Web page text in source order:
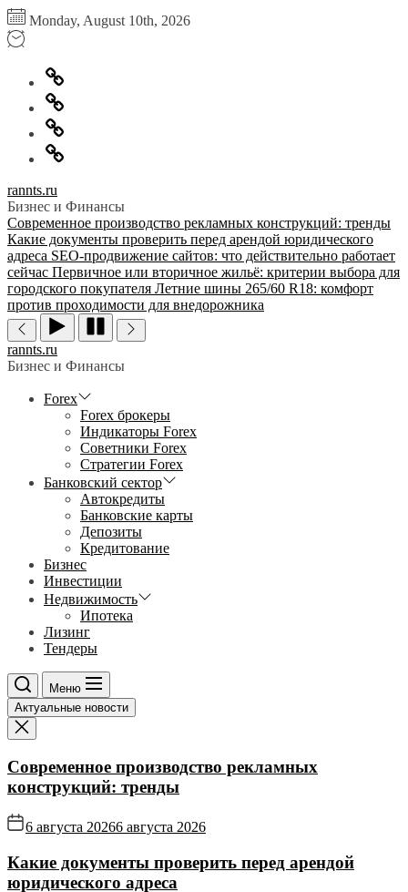
Перейти
к
содержимому
Monday, August 10th, 2026
Главная
Информация
для
правообладателей
Обратная
связь
Политика
конфиденциальности
rannts.ru
Бизнес и Финансы
Современное производство рекламных конструкций: тренды
Какие документы проверить перед арендой юридического
адреса SEO-продвижение сайтов: что действительно работает
сейчас Первичное или вторичное жильё: критерии выбора для
городского покупателя Летние шины 265/60 R18: комфорт
против проходимости для внедорожника
rannts.ru
Бизнес и Финансы
Forex
Forex брокеры
Индикаторы Forex
Советники Forex
Стратегии Forex
Банковский сектор
Автокредиты
Банковские карты
Депозиты
Кредитование
Бизнес
Инвестиции
Недвижимость
Ипотека
Лизинг
Тендеры
Меню
Актуальные новости
Современное производство рекламных
конструкций: тренды
6 августа 20266 августа 2026
Какие документы проверить перед арендой
юридического адреса